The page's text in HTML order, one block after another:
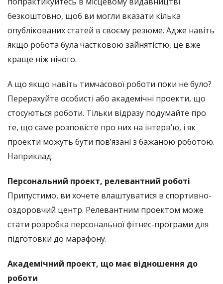
безкоштовно, щоб ви могли вказати кілька
опублікованих статей в своєму резюме. Адже навіть
якщо робота була частковою зайнятістю, це вже
краще ніж нічого.
А що якщо навіть тимчасової роботи поки не було?
Перерахуйте особисті або академічні проекти, що
стосуються роботи. Тільки відразу подумайте про
те, що саме розповісте про них на інтерв’ю, і як
проекти можуть бути пов’язані з бажаною роботою.
Наприклад:
Персональний проект, релевантний роботі
Припустимо, ви хочете влаштуватися в спортивно-
оздоровчий центр. Релевантним проектом може
стати розробка персональної фітнес-програми для
підготовки до марафону.
Академічний проект, що має відношення до
роботи